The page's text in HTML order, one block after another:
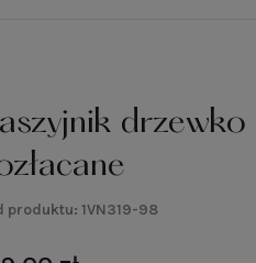
produktu: 1VN319-98